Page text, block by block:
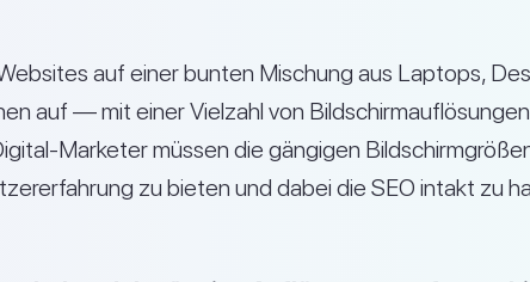
auf einer bunten Mischung aus Laptops,
auf — mit einer Vielzahl von
Marketer müssen die gängigen
zu bieten und dabei die SEO intakt zu